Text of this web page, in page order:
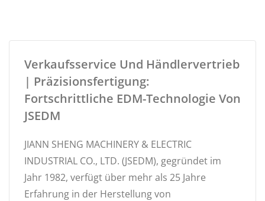
Verkaufsservice Und Händlervertrieb
| Präzisionsfertigung:
Fortschrittliche EDM-Technologie Von
JSEDM
JIANN SHENG MACHINERY & ELECTRIC
INDUSTRIAL CO., LTD. (JSEDM), gegründet im
Jahr 1982, verfügt über mehr als 25 Jahre
Erfahrung in der Herstellung von